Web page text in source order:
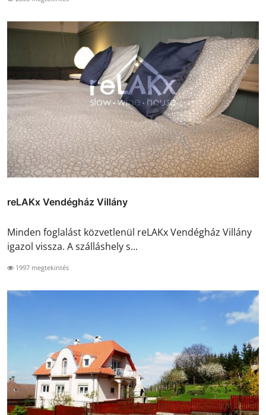
reLAKx Vendégház Villány
Minden foglalást közvetlenül reLAKx Vendégház Villány
igazol vissza. A szálláshely s...
1997 megtekintés